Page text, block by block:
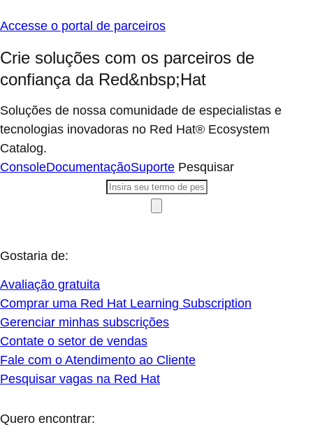
Accesse o portal de parceiros
Crie soluções com os parceiros de
confiança da Red&nbsp;Hat
Soluções de nossa comunidade de especialistas e
tecnologias inovadoras no Red Hat® Ecosystem
Catalog.
ConsoleDocumentaçãoSuporte Pesquisar
Gostaria de:
Avaliação gratuita
Comprar uma Red Hat Learning Subscription
Gerenciar minhas subscrições
Contate o setor de vendas
Fale com o Atendimento ao Cliente
Pesquisar vagas na Red Hat
Quero encontrar: